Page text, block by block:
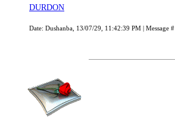
DURDON
Date: Dushanba, 13/07/29, 11:42:39 PM | Message #